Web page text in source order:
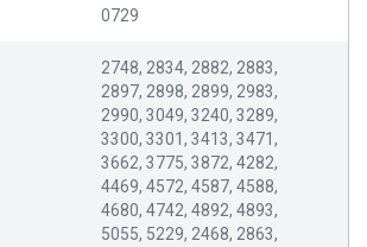
0729
2748, 2834, 2882, 2883,
2897, 2898, 2899, 2983,
2990, 3049, 3240, 3289,
3300, 3301, 3413, 3471,
3662, 3775, 3872, 4282,
4469, 4572, 4587, 4588,
4680, 4742, 4892, 4893,
5055, 5229, 2468, 2863,